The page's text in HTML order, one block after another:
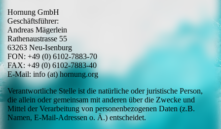
Hornung GmbH
Geschäftsführer:
Andreas Mägerlein
Rathenaustrasse 55
63263 Neu-Isenburg
FON: +49 (0) 6102-7883-70
FAX: +49 (0) 6102-7883-40
E-Mail: info (at) hornung.org
Verantwortliche Stelle ist die natürliche oder juristische Person,
die allein oder gemeinsam mit anderen über die Zwecke und
Mittel der Verarbeitung von personenbezogenen Daten (z.B.
Namen, E-Mail-Adressen o. Ä.) entscheidet.